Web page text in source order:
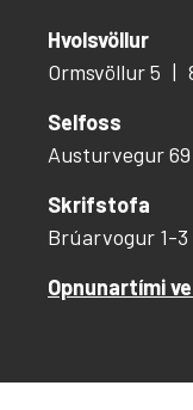
Hvolsvöllur
Ormsvöllur 5
Selfoss
Austurvegur 69
Skrifstofa
Brúarvogur 1-3
Opnunartími